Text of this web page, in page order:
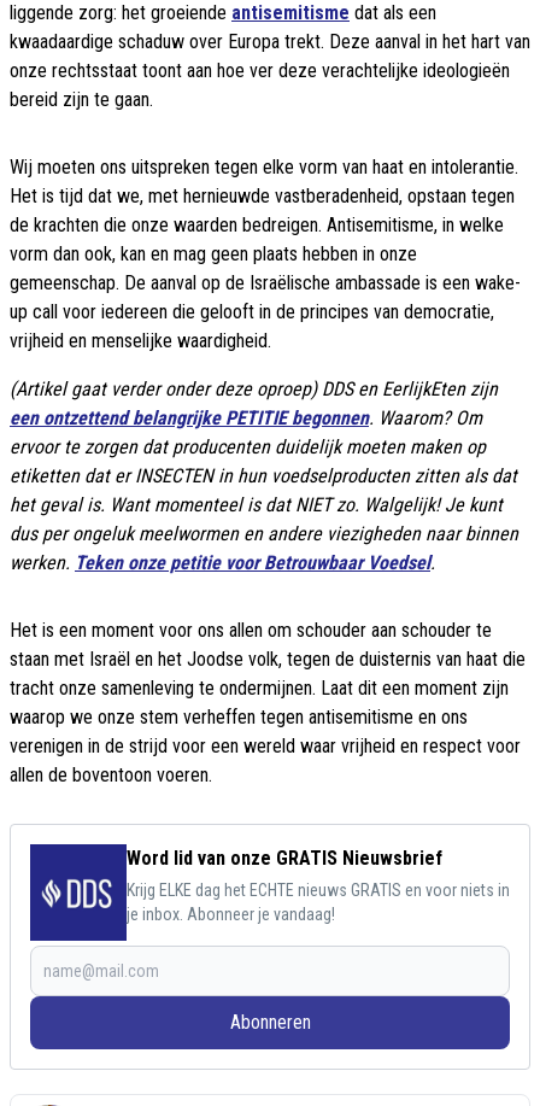
liggende zorg: het groeiende antisemitisme dat als een
kwaadaardige schaduw over Europa trekt. Deze aanval in het hart van
onze rechtsstaat toont aan hoe ver deze verachtelijke ideologieën
bereid zijn te gaan.
Wij moeten ons uitspreken tegen elke vorm van haat en intolerantie.
Het is tijd dat we, met hernieuwde vastberadenheid, opstaan tegen
de krachten die onze waarden bedreigen. Antisemitisme, in welke
vorm dan ook, kan en mag geen plaats hebben in onze
gemeenschap. De aanval op de Israëlische ambassade is een wake-
up call voor iedereen die gelooft in de principes van democratie,
vrijheid en menselijke waardigheid.
(Artikel gaat verder onder deze oproep) DDS en EerlijkEten zijn
een ontzettend belangrijke PETITIE begonnen. Waarom? Om
ervoor te zorgen dat producenten duidelijk moeten maken op
etiketten dat er INSECTEN in hun voedselproducten zitten als dat
het geval is. Want momenteel is dat NIET zo. Walgelijk! Je kunt
dus per ongeluk meelwormen en andere viezigheden naar binnen
werken. Teken onze petitie voor Betrouwbaar Voedsel.
Het is een moment voor ons allen om schouder aan schouder te
staan met Israël en het Joodse volk, tegen de duisternis van haat die
tracht onze samenleving te ondermijnen. Laat dit een moment zijn
waarop we onze stem verheffen tegen antisemitisme en ons
verenigen in de strijd voor een wereld waar vrijheid en respect voor
allen de boventoon voeren.
Word lid van onze GRATIS Nieuwsbrief
Krijg ELKE dag het ECHTE nieuws GRATIS en voor niets in
je inbox. Abonneer je vandaag!
Abonneren